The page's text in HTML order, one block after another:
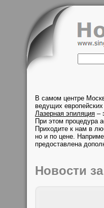
В самом центре
ведущих
Лазерная эпиляция –
При этом процедура
Приходите к нам в
но и по цене.
предоставлена
Новости